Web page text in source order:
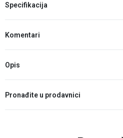
Specifikacija
Komentari
Opis
Pronađite u prodavnici